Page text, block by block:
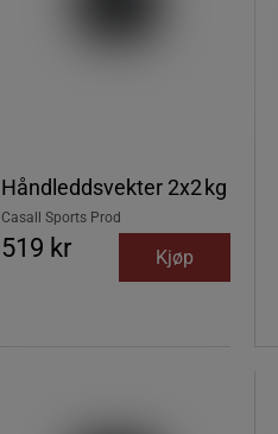
Håndleddsvekter 2x2 kg
Casall Sports Prod
519 kr Kjøp